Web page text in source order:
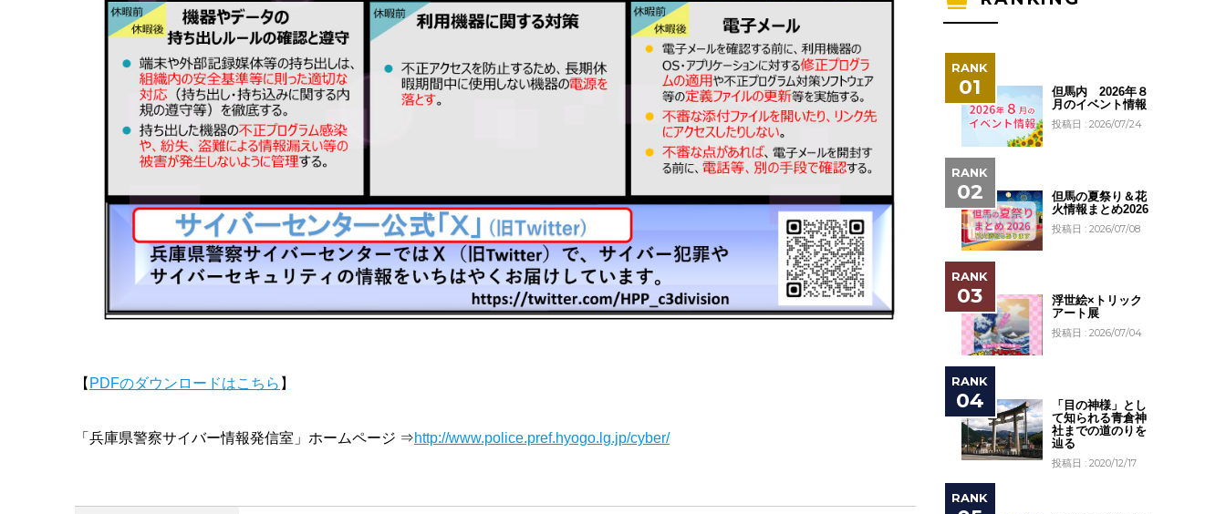
【 PDFのダウンロードはこちら 】
「兵庫県警察サイバー情報発信室」ホームページ ⇒http://www.police.pref.hyogo.lg.jp/cyber/
但馬内 2026年８
月のイベント情報
投稿日 : 2026/07/24
但馬の夏祭り＆花
火情報まとめ2026
投稿日 : 2026/07/08
浮世絵×トリック
アート展
投稿日 : 2026/07/04
「目の神様」とし
て知られる青倉神
社までの道のりを
辿る
投稿日 : 2020/12/17